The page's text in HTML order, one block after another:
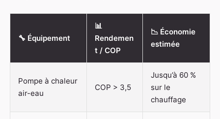
🔧 Équipement
📊
Rendemen
t / COP
📉 Économie
estimée
Pompe à chaleur
air-eau
COP > 3,5
Jusqu’à 60 %
sur le
chauffage